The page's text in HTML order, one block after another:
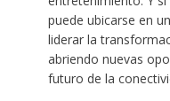
puede ubicarse en
liderar la
abriendo nuevas
futuro de la